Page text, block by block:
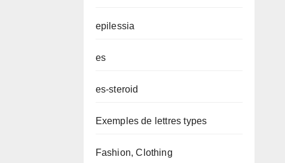
epilessia
es
es-steroid
Exemples de lettres types
Fashion, Clothing